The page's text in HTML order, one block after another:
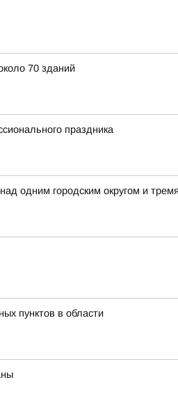
70 зданий
праздника
одним городским округом и
пунктов в области